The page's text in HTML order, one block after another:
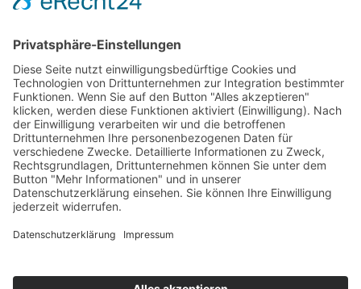
22. November 2020
You May Also Like
27. Februar 2018
Vergleich: Skoda Kodiaq vs. Skoda Superb Combi im Test | Auto | Fahrbericht | Deutsch
16. Oktober 2023
MAZDA MX-30 e-SKYACTIV R-EV mit Wankel als Generator
Mercedes AMG C 43 Premiere – AMG C-Klasse Vierzylinder